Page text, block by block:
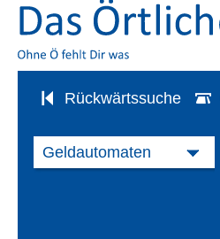
Rückwärtssuche